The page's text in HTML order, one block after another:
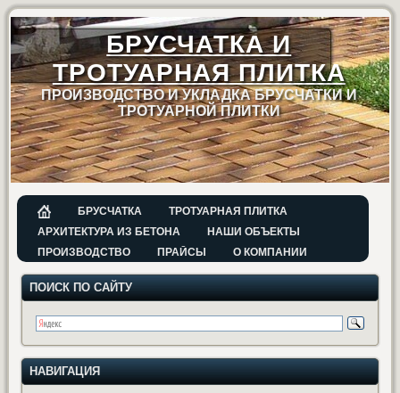
БРУСЧАТКА И
ТРОТУАРНАЯ ПЛИТКА
ПРОИЗВОДСТВО И УКЛАДКА БРУСЧАТКИ И
ТРОТУАРНОЙ ПЛИТКИ
БРУСЧАТКА
ТРОТУАРНАЯ ПЛИТКА
АРХИТЕКТУРА ИЗ БЕТОНА
НАШИ ОБЪЕКТЫ
ПРОИЗВОДСТВО
ПРАЙСЫ О КОМПАНИИ
ПОИСК ПО САЙТУ
НАВИГАЦИЯ